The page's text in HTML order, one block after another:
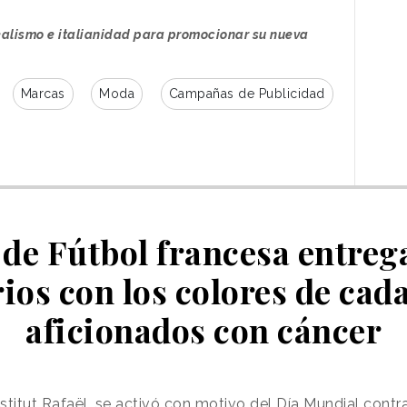
#GucciLaFamiglia ♬ original
- Gucci
articulados mediante mecanismos
como rayar la puerta de un coche,
o tratar de conectar un cargador a un
e italianidad para promocionar su nueva
Marcas Moda Campañas de Publicidad
Fútbol francesa
con los colores de
aficionados con cáncer